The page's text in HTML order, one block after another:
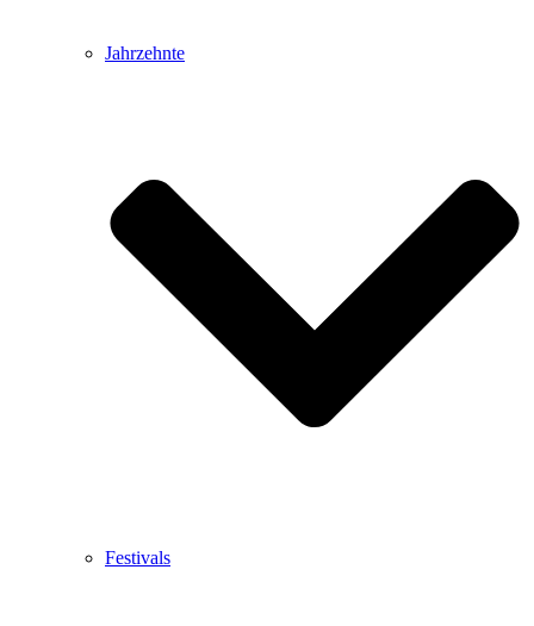
Jahrzehnte
Festivals